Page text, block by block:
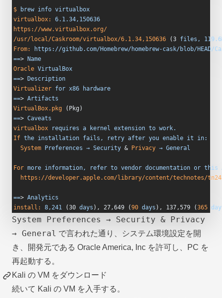
$ brew info virtualbox
virtualbox:
6.1.34,150636
https://www.virtualbox.org/
/usr/local/Caskroom/virtualbox/6.1.34,150636 (3 files,
From:
https://github.com/Homebrew/homebrew-cask/blob/HEAD/
==>
Name
Oracle VirtualBox
==>
Description
Virtualizer for x86 hardware
==> Artifacts
VirtualBox.pkg (Pkg)
==> Caveats
virtualbox requires a kernel extension to work.
If the installation fails, retry after you enable it in:
  System
Preferences → Security & Privacy → General
For more information, refer to vendor documentation or this
https://developer.apple.com/library/content/technotes/
==> Analytics
install:
8,241 (30 days ), 27,649 (90 days ), 137,579 (365
System Preferences → Security & Privacy
→ General で言われた通り、システム環境設定を開
き、開発元である Oracle America, Inc を許可し、PC を
再起動する。
Kali の VM をダウンロード
続いて Kali の VM を入手する。